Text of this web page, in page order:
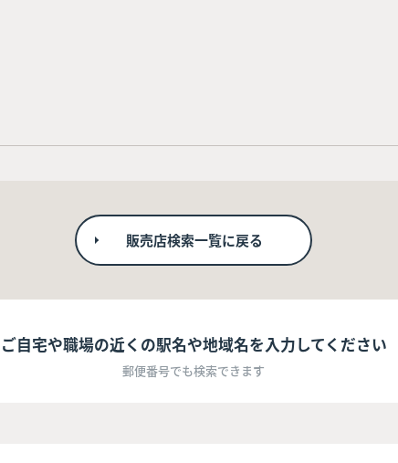
販売店検索一覧に戻る
ご自宅や職場の近くの駅名や地域名を入力してください
郵便番号でも検索できます